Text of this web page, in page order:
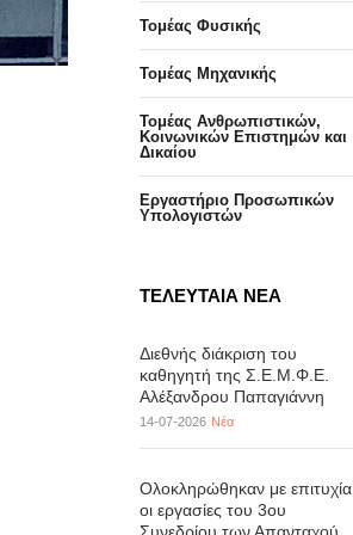
Τομέας Φυσικής
Τομέας Μηχανικής
Τομέας Ανθρωπιστικών,
Κοινωνικών Επιστημών και
Δικαίου
Eργαστήριo Προσωπικών
Υπολογιστών
ΤΕΛΕΥΤΑΙΑ ΝΕΑ
Διεθνής διάκριση του
καθηγητή της Σ.Ε.Μ.Φ.Ε.
Αλέξανδρου Παπαγιάννη
14-07-2026 Νέα
Ολοκληρώθηκαν με επιτυχία
οι εργασίες του 3ου